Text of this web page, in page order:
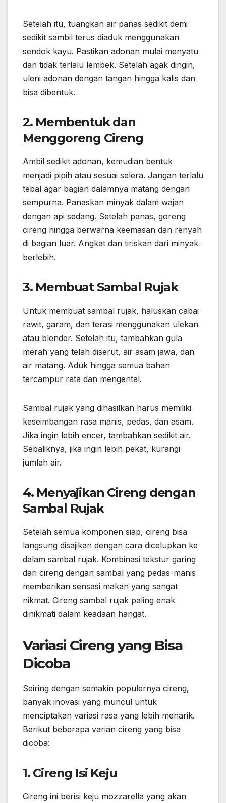
Setelah itu, tuangkan air panas sedikit demi
sedikit sambil terus diaduk menggunakan
sendok kayu. Pastikan adonan mulai menyatu
dan tidak terlalu lembek. Setelah agak dingin,
uleni adonan dengan tangan hingga kalis dan
bisa dibentuk.
2. Membentuk dan
Menggoreng Cireng
Ambil sedikit adonan, kemudian bentuk
menjadi pipih atau sesuai selera. Jangan terlalu
tebal agar bagian dalamnya matang dengan
sempurna. Panaskan minyak dalam wajan
dengan api sedang. Setelah panas, goreng
cireng hingga berwarna keemasan dan renyah
di bagian luar. Angkat dan tiriskan dari minyak
berlebih.
3. Membuat Sambal Rujak
Untuk membuat sambal rujak, haluskan cabai
rawit, garam, dan terasi menggunakan ulekan
atau blender. Setelah itu, tambahkan gula
merah yang telah diserut, air asam jawa, dan
air matang. Aduk hingga semua bahan
tercampur rata dan mengental.
Sambal rujak yang dihasilkan harus memiliki
keseimbangan rasa manis, pedas, dan asam.
Jika ingin lebih encer, tambahkan sedikit air.
Sebaliknya, jika ingin lebih pekat, kurangi
jumlah air.
4. Menyajikan Cireng dengan
Sambal Rujak
Setelah semua komponen siap, cireng bisa
langsung disajikan dengan cara dicelupkan ke
dalam sambal rujak. Kombinasi tekstur garing
dari cireng dengan sambal yang pedas-manis
memberikan sensasi makan yang sangat
nikmat. Cireng sambal rujak paling enak
dinikmati dalam keadaan hangat.
Variasi Cireng yang Bisa
Dicoba
Seiring dengan semakin populernya cireng,
banyak inovasi yang muncul untuk
menciptakan variasi rasa yang lebih menarik.
Berikut beberapa varian cireng yang bisa
dicoba:
1. Cireng Isi Keju
Cireng ini berisi keju mozzarella yang akan